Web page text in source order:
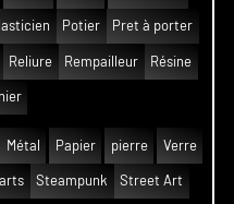
Potier Pret à porter
Reliure Rempailleur Résine
Métal Papier pierre Verre
Steampunk Street Art